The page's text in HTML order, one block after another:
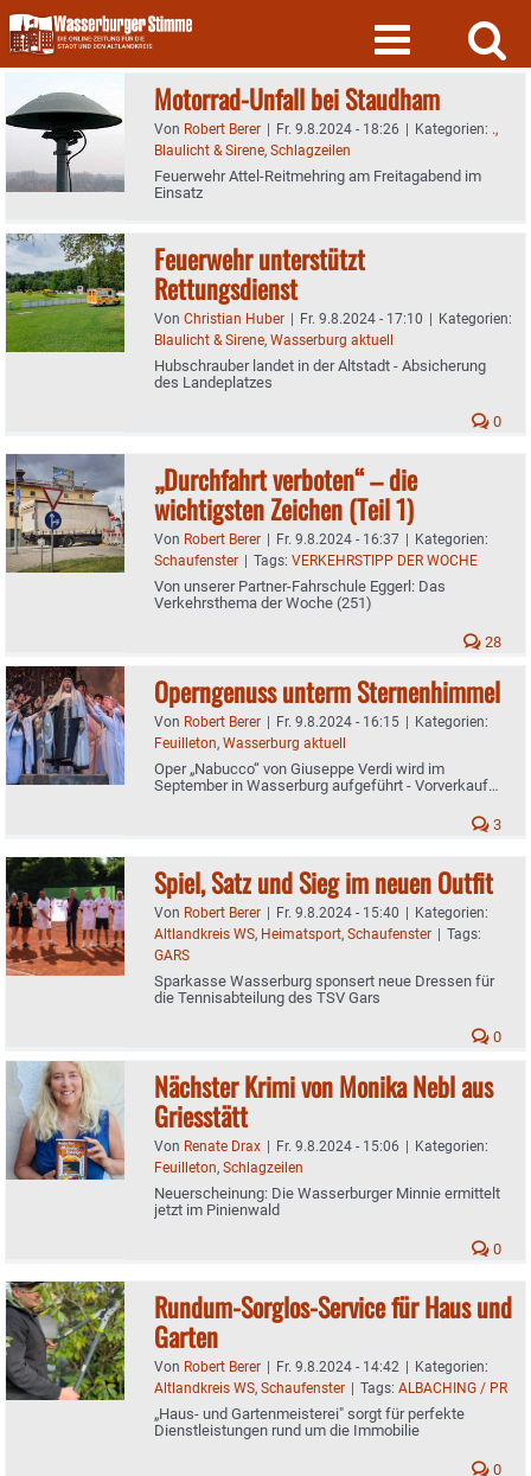
Skip
to
content
Motorrad-Unfall bei Staudham
Von Robert Berer | Fr. 9.8.2024 - 18:26 | Kategorien: .,
Blaulicht & Sirene, Schlagzeilen
Feuerwehr Attel-Reitmehring am Freitagabend im
Einsatz
Feuerwehr unterstützt
Rettungsdienst
Von Christian Huber | Fr. 9.8.2024 - 17:10 | Kategorien:
Blaulicht & Sirene, Wasserburg aktuell
Hubschrauber landet in der Altstadt - Absicherung
des Landeplatzes
0
„Durchfahrt verboten“ – die
wichtigsten Zeichen (Teil 1)
Von Robert Berer | Fr. 9.8.2024 - 16:37 | Kategorien:
Schaufenster | Tags: VERKEHRSTIPP DER WOCHE
Von unserer Partner-Fahrschule Eggerl: Das
Verkehrsthema der Woche (251)
28
Operngenuss unterm Sternenhimmel
Von Robert Berer | Fr. 9.8.2024 - 16:15 | Kategorien:
Feuilleton, Wasserburg aktuell
Oper „Nabucco“ von Giuseppe Verdi wird im
September in Wasserburg aufgeführt - Vorverkauf
3
Spiel, Satz und Sieg im neuen Outfit
Von Robert Berer | Fr. 9.8.2024 - 15:40 | Kategorien:
Altlandkreis WS, Heimatsport, Schaufenster | Tags:
GARS
Sparkasse Wasserburg sponsert neue Dressen für
die Tennisabteilung des TSV Gars
0
Nächster Krimi von Monika Nebl aus
Griesstätt
Von Renate Drax | Fr. 9.8.2024 - 15:06 | Kategorien:
Feuilleton, Schlagzeilen
Neuerscheinung: Die Wasserburger Minnie ermittelt
jetzt im Pinienwald
0
Rundum-Sorglos-Service für Haus und
Garten
Von Robert Berer | Fr. 9.8.2024 - 14:42 | Kategorien:
Altlandkreis WS, Schaufenster | Tags: ALBACHING / PR
„Haus- und Gartenmeisterei" sorgt für perfekte
Dienstleistungen rund um die Immobilie
0